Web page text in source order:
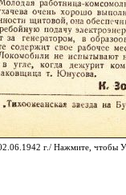
02.06.1942 г./ Нажмите,